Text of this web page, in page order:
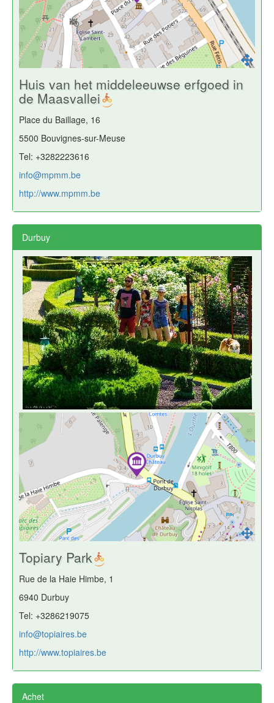
Huis van het middeleeuwse erfgoed in
de Maasvallei
Place du Baillage, 16
5500 Bouvignes-sur-Meuse
Tel: +3282223616
info@mpmm.be
http://www.mpmm.be
Durbuy
Topiary Park
Rue de la Haie Himbe, 1
6940 Durbuy
Tel: +3286219075
info@topiaires.be
http://www.topiaires.be
Achet